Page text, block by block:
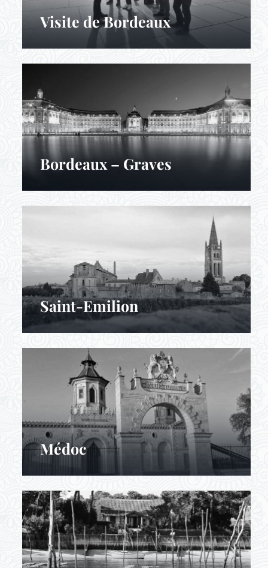
Visite de Bordeaux
Bordeaux – Graves
Saint-Emilion
Médoc